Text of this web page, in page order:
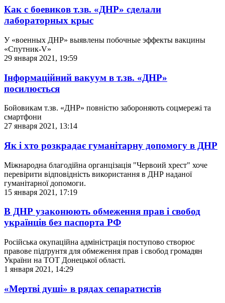
Как с боевиков т.зв. «ДНР» сделали
лабораторных крыс
У «военных ДНР» выявлены побочные эффекты вакцины
«Спутник-V»
29 января 2021, 19:59
Інформаційний вакуум в т.зв. «ДНР»
посилюється
Бойовикам т.зв. «ДНР» повністю забороняють соцмережі та
смартфони
27 января 2021, 13:14
Як і хто розкрадає гуманітарну допомогу в ДНР
Міжнародна благодійна органцізація "Червоий хрест" хоче
перевірити відповідність використання в ДНР наданої
гуманітарної допомоги.
15 января 2021, 17:19
В ДНР узаконюють обмеження прав і свобод
українців без паспорта РФ
Російська окупаційна адміністрація поступово створює
правове підґрунтя для обмеження прав і свобод громадян
України на ТОТ Донецької області.
1 января 2021, 14:29
«Мертві душі» в рядах сепаратистів